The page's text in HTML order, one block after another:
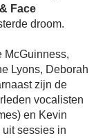
Face
droom.
McGuinness,
Lyons, Deborah
zijn de
vocalisten
en Kevin
sessies in